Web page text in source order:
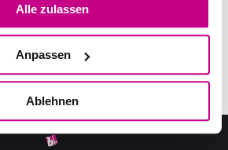
Alle zulassen
Anpassen
Ablehnen